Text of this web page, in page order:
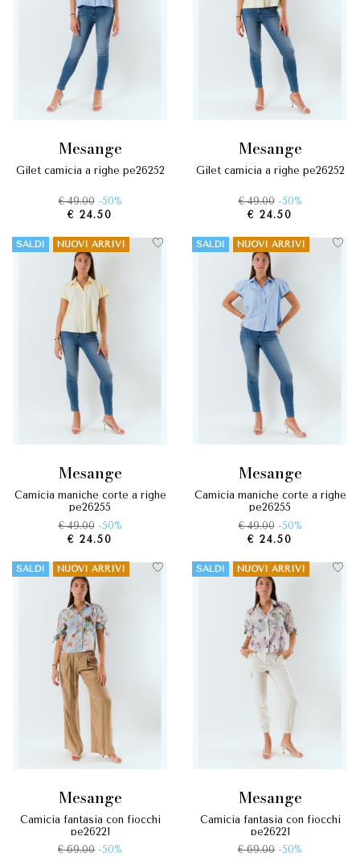
mesange
gilet camicia a righe pe26252
€ 49.00 -50%
€ 24.50
mesange
gilet camicia a righe pe26252
€ 49.00 -50%
€ 24.50
SALDI NUOVI ARRIVI
mesange
camicia maniche corte a righe
pe26255
€ 49.00 -50%
€ 24.50
SALDI NUOVI ARRIVI
mesange
camicia maniche corte a righe
pe26255
€ 49.00 -50%
€ 24.50
SALDI NUOVI ARRIVI
mesange
camicia fantasia con fiocchi
pe26221
€ 69.00 -50%
SALDI NUOVI ARRIVI
mesange
camicia fantasia con fiocchi
pe26221
€ 69.00 -50%